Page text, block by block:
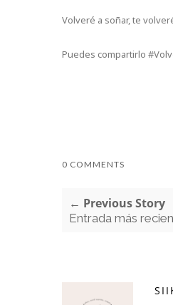
Volveré a soñar, te
Puedes compartirlo
0 COMMENTS
← Previous Story
Entrada más